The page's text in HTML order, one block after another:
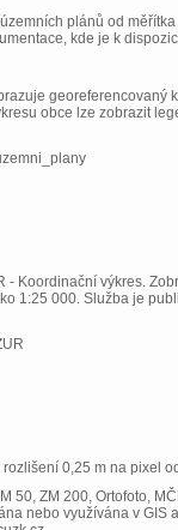
plánů od
kde je k
obce lze zobrazit
- Koordinační výkres.
1:25 000. Služba je
0,25 m na pixel
50, ZM 200, Ortofoto,
nebo využívána v